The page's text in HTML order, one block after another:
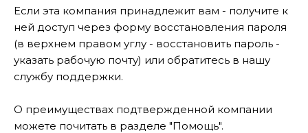
Если эта компания принадлежит вам - получите к
ней доступ через форму восстановления пароля
(в верхнем правом углу - восстановить пароль -
указать рабочую почту) или обратитесь в нашу
службу поддержки.
О преимуществах подтвержденной компании
можете почитать в разделе "Помощь".